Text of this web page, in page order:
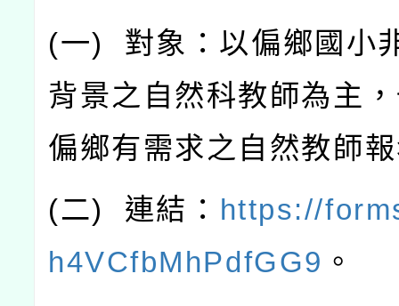
(一) 對象：以偏鄉國小
背景之自然科教師為主
偏鄉有需求之自然教師
(二) 連結： https://
h4VCfbMhPdfGG9 。